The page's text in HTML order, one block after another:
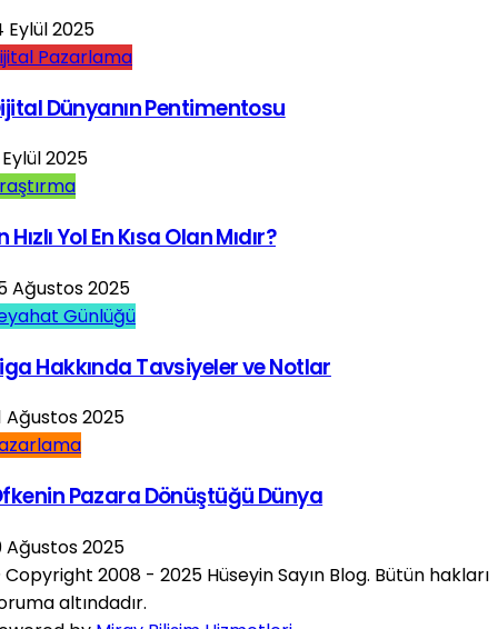
Eylül 2025
Pazarlama
Dünyanın Pentimentosu
2025
Hızlı Yol En Kısa Olan Mıdır?
Ağustos 2025
Günlüğü
Hakkında Tavsiyeler ve Notlar
Ağustos 2025
Pazara Dönüştüğü Dünya
Ağustos 2025
2008 - 2025 Hüseyin Sayın Blog. Bütün hakları
altındadır.